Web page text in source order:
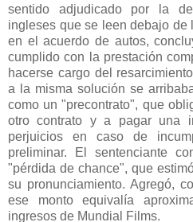
sentido adjudicado por la
ingleses que se leen debajo de
en el acuerdo de autos,
cumplido con la prestación
hacerse cargo del
a la misma solución se
como un "precontrato", que
otro contrato y a pagar una
perjuicios en caso de
preliminar. El sentenciante
"pérdida de chance", que
su pronunciamiento. Agregó,
ese monto equivalía
ingresos de Mundial Films.